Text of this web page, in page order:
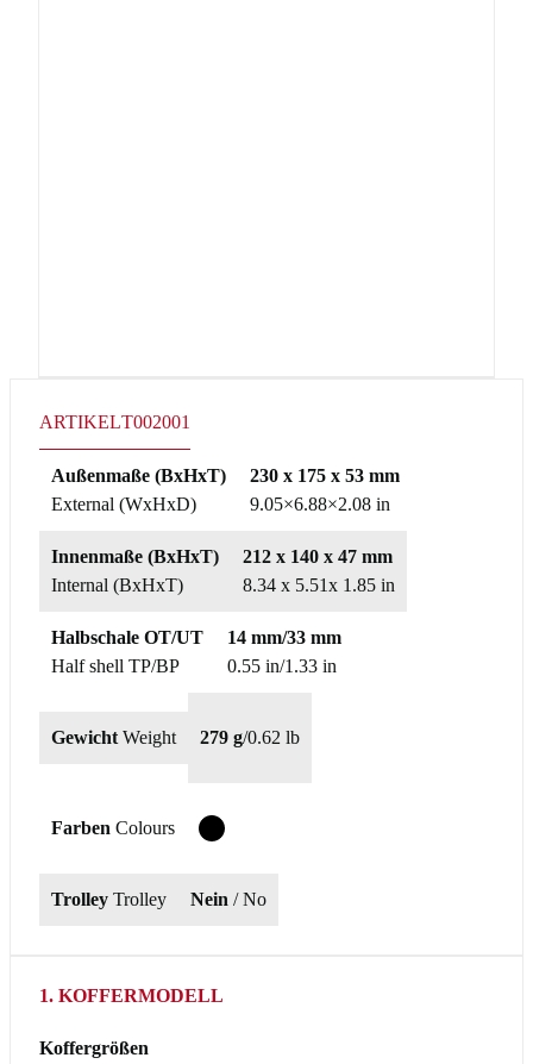
ARTIKELT002001
Außenmaße (BxHxT)
External (WxHxD)
230 x 175 x 53 mm
9.05×6.88×2.08 in
Innenmaße (BxHxT)
Internal (BxHxT)
212 x 140 x 47 mm
8.34 x 5.51x 1.85 in
Halbschale OT/UT
Half shell TP/BP
14 mm/33 mm
0.55 in/1.33 in
Gewicht Weight 279 g/0.62 lb
Farben Colours
Trolley Trolley Nein / No
1. KOFFERMODELL
Koffergrößen